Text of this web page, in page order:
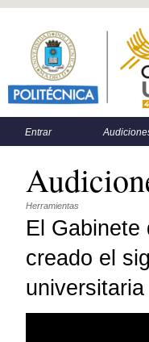
Menú principal
Menú secundario
Entrar
Herramientas
El Gabinete
creado el
universitaria